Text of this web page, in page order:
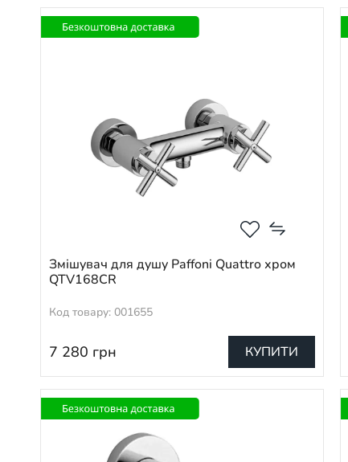
Змішувач для душу Paffoni Quattro хром
QTV168CR
Код товару: 001655
7 280 грн КУПИТИ